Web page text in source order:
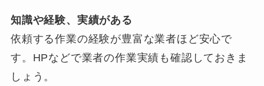
知識や経験、実績がある
依頼する作業の経験が豊富な業者ほど安心で
す。HPなどで業者の作業実績も確認しておきま
しょう。